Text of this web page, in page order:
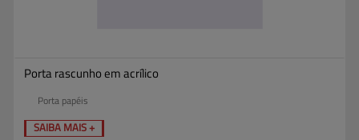
Porta rascunho em acrílico
Porta papéis
SAIBA MAIS +